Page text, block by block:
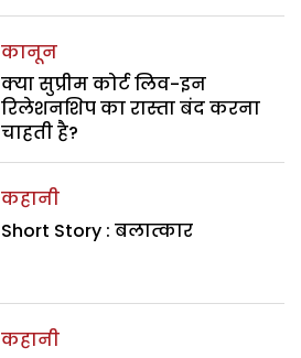
कानून
क्या सुप्रीम कोर्ट लिव-इन
रिलेशनशिप का रास्ता बंद करना
चाहती है?
कहानी
Short Story : बलात्कार
कहानी